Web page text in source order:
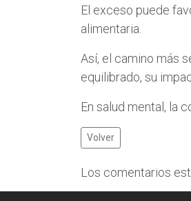
El exceso puede
alimentaria.
Así, el camino más
equilibrado, su
En salud mental, la
Volver
Los comentarios